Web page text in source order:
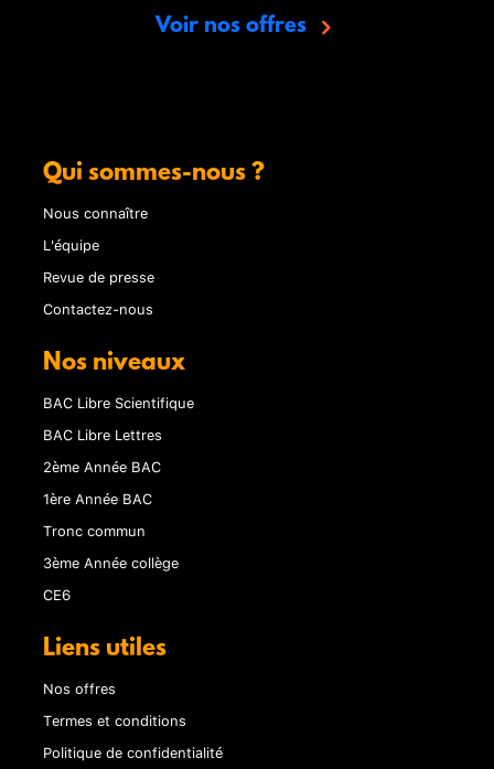
Voir nos offres
Qui sommes-nous ?
Nous connaître
L'équipe
Revue de presse
Contactez-nous
Nos niveaux
BAC Libre Scientifique
BAC Libre Lettres
2ème Année BAC
1ère Année BAC
Tronc commun
3ème Année collège
CE6
Liens utiles
Nos offres
Termes et conditions
Politique de confidentialité